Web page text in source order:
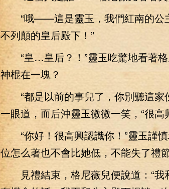
“哦——這是靈玉，我們紅南的公
不列顛的皇后殿下！”
“皇…皇后？！”靈玉吃驚地看著格
神棍在一塊？
“都是以前的事兒了，你別聽這家
一眼道，而后沖靈玉微微一笑，“很高
“你好！很高興認識你！”靈玉謹
位怎么著也不會比她低，不能失了禮節
見禮結束，格尼薇兒便說道：“我